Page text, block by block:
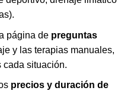
página de preguntas
y las terapias manuales,
cada situación.
precios y duración de